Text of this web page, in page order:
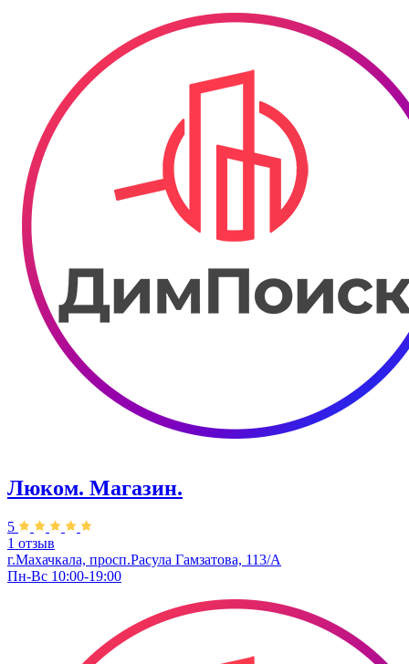
Люком. Магазин.
5
1 отзыв
г.Махачкала, ​просп.Расула Гамзатова, 113/А
Пн-Вс 10:00-19:00